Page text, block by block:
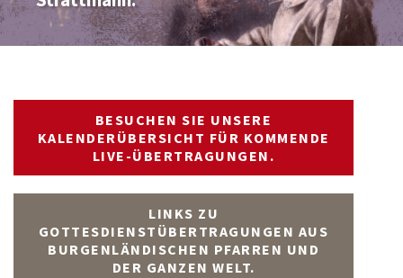
BESUCHEN SIE UNSERE
KALENDERÜBERSICHT FÜR KOMMENDE
LIVE-ÜBERTRAGUNGEN.
LINKS ZU
GOTTESDIENSTÜBERTRAGUNGEN AUS
BURGENLÄNDISCHEN PFARREN UND
DER GANZEN WELT.